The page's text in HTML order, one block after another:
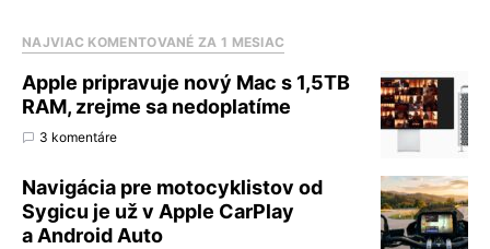
NAJVIAC KOMENTOVANÉ ZA 1 MESIAC
Apple pripravuje nový Mac s 1,5TB
RAM, zrejme sa nedoplatíme
3 komentáre
Navigácia pre motocyklistov od
Sygicu je už v Apple CarPlay
a Android Auto